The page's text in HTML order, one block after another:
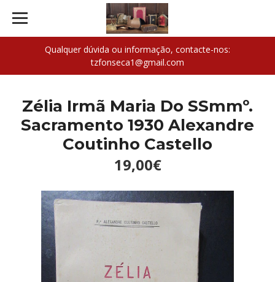
Qualquer dúvida ou informação, contacte-nos:
tzfonseca1@gmail.com
Zélia Irmã Maria Do SSmmº.
Sacramento 1930 Alexandre
Coutinho Castello
19,00€